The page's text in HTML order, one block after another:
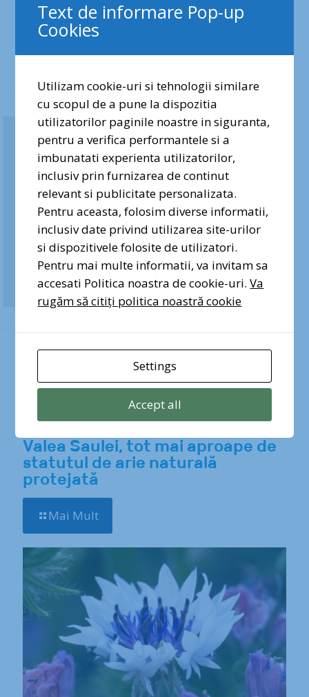
care le desfășoară Asociația Parcul Natural
București.
Share
Related posts
Valea Saulei, tot mai aproape de
statutul de arie naturală
protejată
Mai Mult
Dragi prieteni ai naturii urbane,
vocea voastră contează. Semnați
și distribuiți petiția pentru
protecția Pădurii Băneasa!
Semnez pentru Pădurea
Băneasa
Text de informare Pop-up
Cookies
Utilizam cookie-uri si tehnologii similare
cu scopul de a pune la dispozitia
utilizatorilor paginile noastre in siguranta,
pentru a verifica performantele si a
imbunatati experienta utilizatorilor,
inclusiv prin furnizarea de continut
relevant si publicitate personalizata.
Pentru aceasta, folosim diverse informatii,
inclusiv date privind utilizarea site-urilor
si dispozitivele folosite de utilizatori.
Pentru mai multe informatii, va invitam sa
accesati Politica noastra de cookie-uri.Va
rugăm să citiți politica noastră cookie
Settings
Accept all